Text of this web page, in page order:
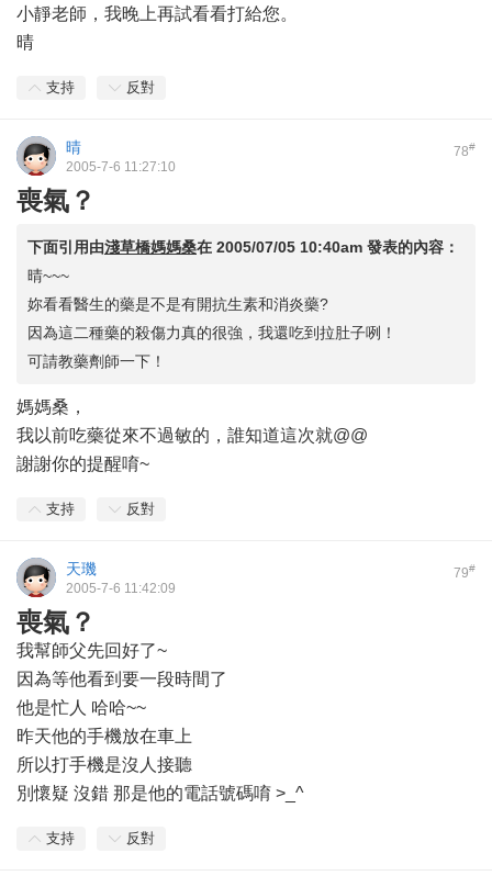
小靜老師，我晚上再試看看打給您。
晴
支持 反對
78#
晴
2005-7-6 11:27:10
喪氣？
下面引用由淺草橋媽媽桑在 2005/07/05 10:40am 發表的內容：
晴~~~
妳看看醫生的藥是不是有開抗生素和消炎藥?
因為這二種藥的殺傷力真的很強，我還吃到拉肚子咧！
可請教藥劑師一下！
媽媽桑，
我以前吃藥從來不過敏的，誰知道這次就@@
謝謝你的提醒唷~
支持 反對
79#
天璣
2005-7-6 11:42:09
喪氣？
我幫師父先回好了~
因為等他看到要一段時間了
他是忙人 哈哈~~
昨天他的手機放在車上
所以打手機是沒人接聽
別懷疑 沒錯 那是他的電話號碼唷 >_^
支持 反對